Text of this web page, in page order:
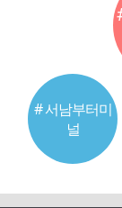
# 서남부터미
널